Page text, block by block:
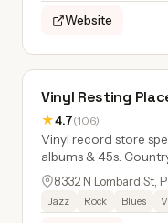
Website
Vinyl Resting
★4.7(106)
Vinyl record store
albums & 45s.
8332 N Lombard St,
Jazz Rock Blues